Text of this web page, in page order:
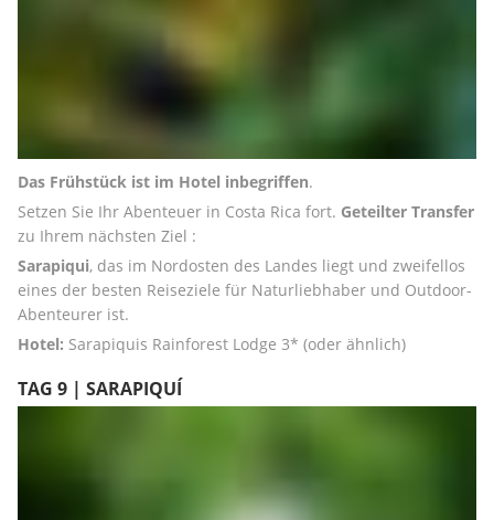
Das Frühstück ist im Hotel inbegriffen.
Setzen Sie Ihr Abenteuer in Costa Rica fort. Geteilter Transfer
zu Ihrem nächsten Ziel :
Sarapiqui, das im Nordosten des Landes liegt und zweifellos
eines der besten Reiseziele für Naturliebhaber und Outdoor-
Abenteurer ist.
Hotel: Sarapiquis Rainforest Lodge 3* (oder ähnlich)
TAG 9 | SARAPIQUÍ